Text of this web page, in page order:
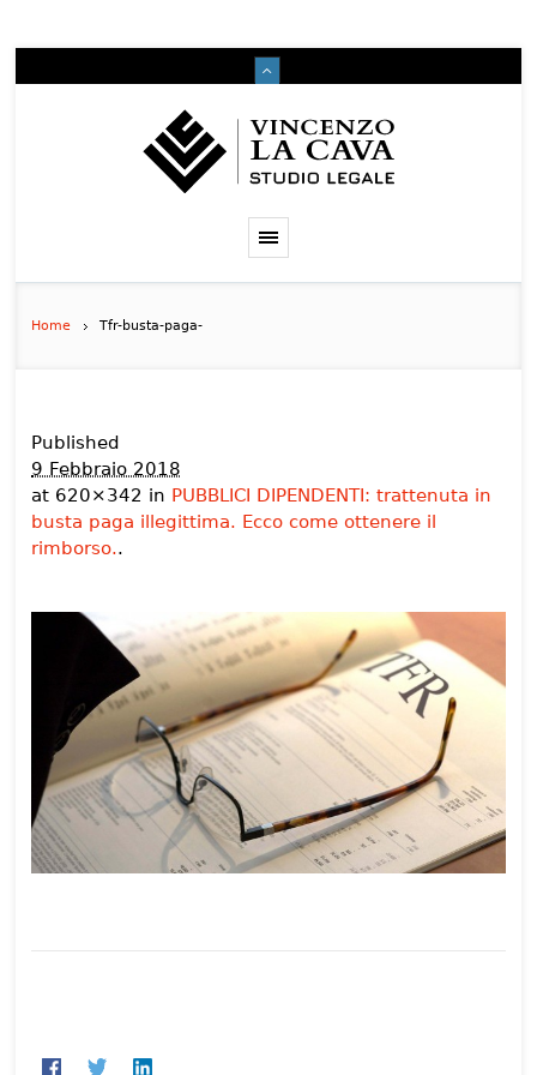
Home Tfr-busta-paga-
Published
9 Febbraio 2018
at 620×342 in PUBBLICI DIPENDENTI: trattenuta in
busta paga illegittima. Ecco come ottenere il
rimborso..